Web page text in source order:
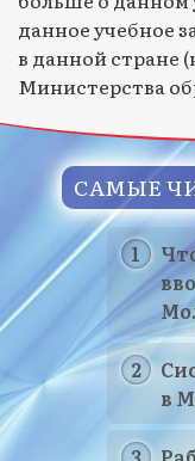
данное учебное
в данной стране
Министерства
САМЫЕ
в